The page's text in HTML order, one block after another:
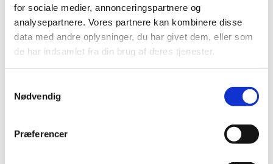
for sociale medier, annonceringspartnere og
analysepartnere. Vores partnere kan kombinere disse
data med andre oplysninger, du har givet dem, eller som
de har indsamlet fra din brug af deres tjenester.
Nødvendig
Præferencer